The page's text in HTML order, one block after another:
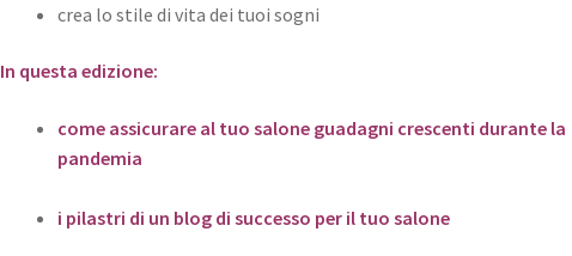
crea lo stile di vita dei tuoi sogni
In questa edizione:
come assicurare al tuo salone guadagni crescenti durante la
pandemia
i pilastri di un blog di successo per il tuo salone